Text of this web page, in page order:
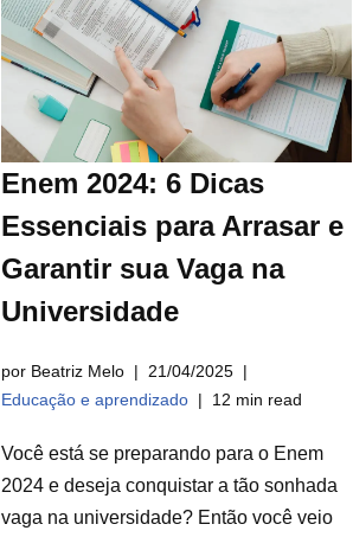
Enem 2024: 6 Dicas
Essenciais para Arrasar e
Garantir sua Vaga na
Universidade
por Beatriz Melo
21/04/2025
Educação e aprendizado
12 min read
Você está se preparando para o Enem
2024 e deseja conquistar a tão sonhada
vaga na universidade? Então você veio